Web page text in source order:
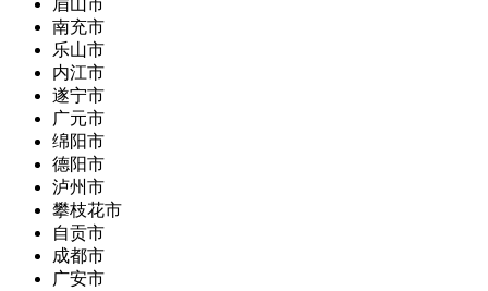
眉山市
南充市
乐山市
内江市
遂宁市
广元市
绵阳市
德阳市
泸州市
攀枝花市
自贡市
成都市
广安市